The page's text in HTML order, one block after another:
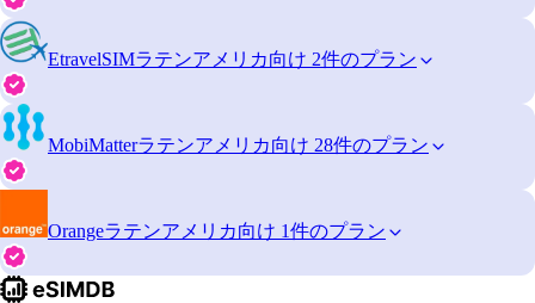
EtravelSIMラテンアメリカ向け 2件のプラン
MobiMatterラテンアメリカ向け 28件のプラン
Orangeラテンアメリカ向け 1件のプラン